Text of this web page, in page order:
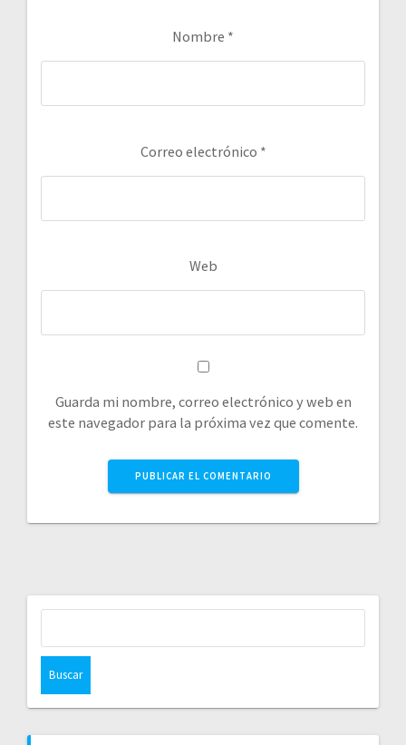
Nombre *
Correo electrónico *
Web
Guarda mi nombre, correo electrónico y web en
este navegador para la próxima vez que comente.